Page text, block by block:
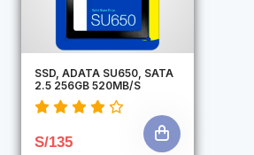
SSD, ADATA SU650, SATA
2.5 256GB 520MB/S
S/135